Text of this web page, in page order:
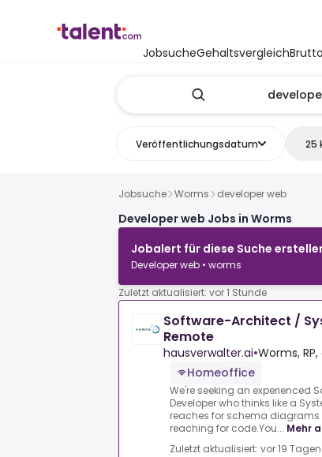
JobsucheGehaltsvergleich
Veröffentlichungsdatum 25
Jobsuche Worms developer web
Developer web Jobs in Worms
Jobalert für diese Suche
Developer web • worms
Zuletzt aktualisiert: vor 1 Stunde
Software-Architect /
Remote
hausverwalter.ai•Worms, RP,
Homeoffice
We're seeking an experienced
Developer who thinks like a
reaches for schema
reaching for code.You... Mehr
Zuletzt aktualisiert: vor 19 Tagen